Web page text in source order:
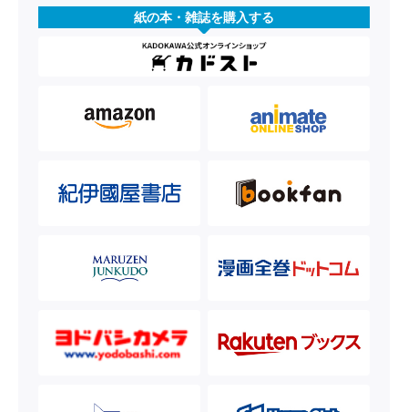
紙の本・雑誌を購入する